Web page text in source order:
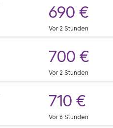
690 €
Vor 2 Stunden
700 €
Vor 2 Stunden
710 €
Vor 6 Stunden